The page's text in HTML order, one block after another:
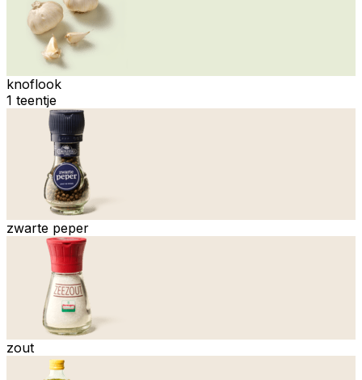
knoflook
1 teentje
zwarte peper
zout